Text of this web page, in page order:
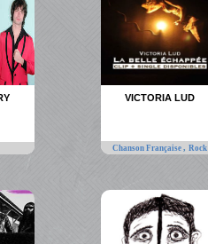
VICTORIA LUD
Chanson Française,Rock